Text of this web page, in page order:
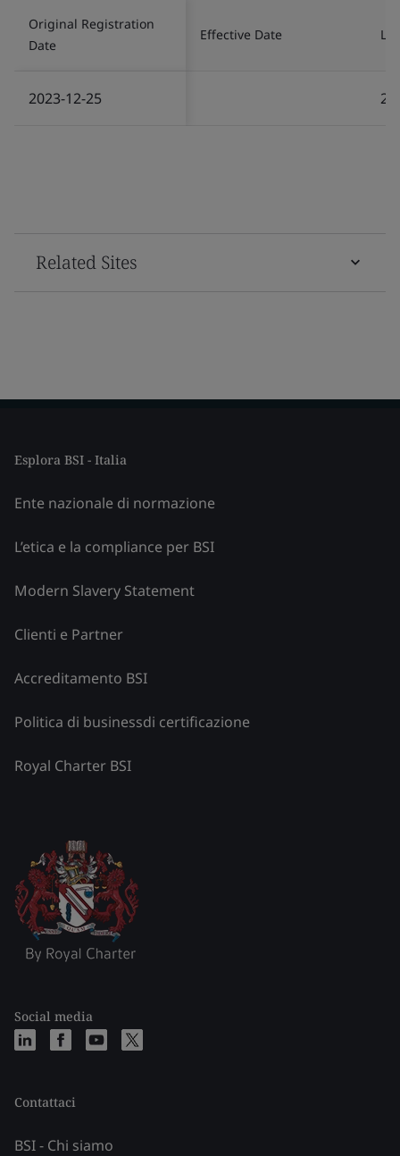
Original Registration
Date
Effective Date
2023-12-25
Related Sites
Esplora BSI - Italia
Ente nazionale di normazione
L’etica e la compliance per BSI
Modern Slavery Statement
Clienti e Partner
Accreditamento BSI
Politica di businessdi certificazione
Royal Charter BSI
Social media
Contattaci
BSI - Chi siamo